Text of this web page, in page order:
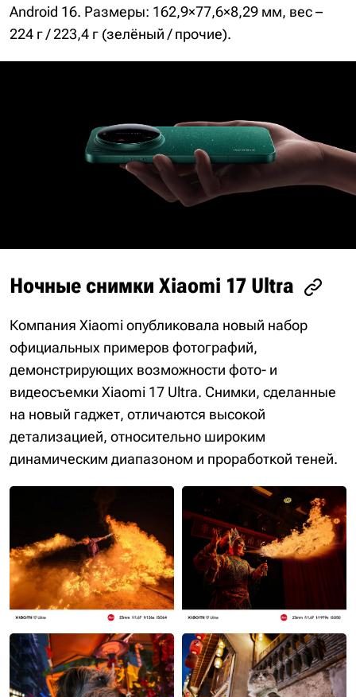
Android 16. Размеры: 162,9×77,6×8,29 мм, вес –
224 г / 223,4 г (зелёный / прочие).
Ночные снимки Xiaomi 17 Ultra
Компания Xiaomi опубликовала новый набор
официальных примеров фотографий,
демонстрирующих возможности фото- и
видеосъемки Xiaomi 17 Ultra. Снимки, сделанные
на новый гаджет, отличаются высокой
детализацией, относительно широким
динамическим диапазоном и проработкой теней.